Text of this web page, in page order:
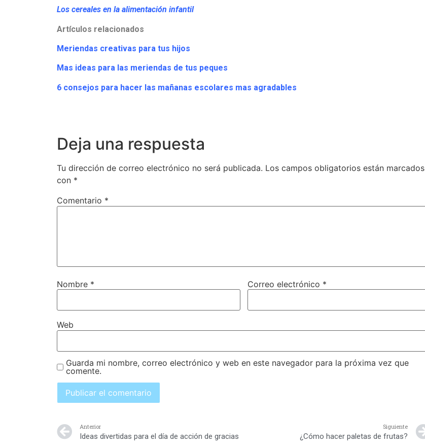
Los cereales en la alimentación infantil
Artículos relacionados
Meriendas creativas para tus hijos
Mas ideas para las meriendas de tus peques
6 consejos para hacer las mañanas escolares mas agradables
Deja una respuesta
Tu dirección de correo electrónico no será publicada. Los campos obligatorios están marcados
con *
Comentario *
Nombre * Correo electrónico *
Web
Guarda mi nombre, correo electrónico y web en este navegador para la próxima vez que
comente.
Anterior
Ideas divertidas para el día de acción de gracias
Siguiente
¿Cómo hacer paletas de frutas?